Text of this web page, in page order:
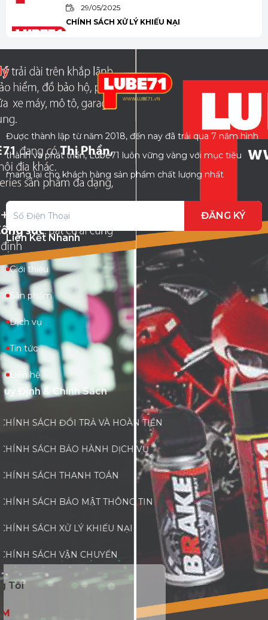
29/05/2025
CHÍNH SÁCH XỬ LÝ KHIẾU NẠI
Được thành lập từ năm 2018, đến nay đã trải qua 7 năm hình
thành và phát triển, Lube71 luôn vững vàng với mục tiêu
mang lại cho khách hàng sản phẩm chất lượng nhất
ĐĂNG KÝ
Liên Kết Nhanh
Giới thiệu
Sản phẩm
Dịch vụ
Tin tức
Liên hệ
Quy Định & Chính Sách
CHÍNH SÁCH ĐỔI TRẢ VÀ HOÀN TIỀN
CHÍNH SÁCH BẢO HÀNH DỊCH VỤ
CHÍNH SÁCH THANH TOÁN
CHÍNH SÁCH BẢO MẬT THÔNG TIN
CHÍNH SÁCH XỬ LÝ KHIẾU NẠI
CHÍNH SÁCH VẬN CHUYỂN
Hệ Với Chúng Tôi
71 VIỆT NAM